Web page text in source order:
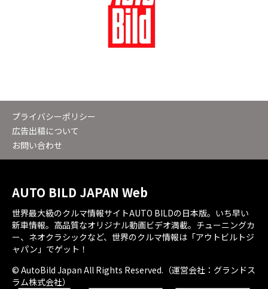
プライバシーポリシー
広告出稿について
お問い合わせ
AUTO BILD JAPAN Web
世界最大級のクルマ情報サイトAUTO BILDの日本版。いち早い
新車情報。高品質なオリジナル動画ビデオ満載。チューニングカ
ー、ネオクラシックなど、世界のクルマ情報は「アウトビルトジ
ャパン」でゲット！
© AutoBild Japan All Rights Reserved.（運営会社：グランドス
ラム株式会社）